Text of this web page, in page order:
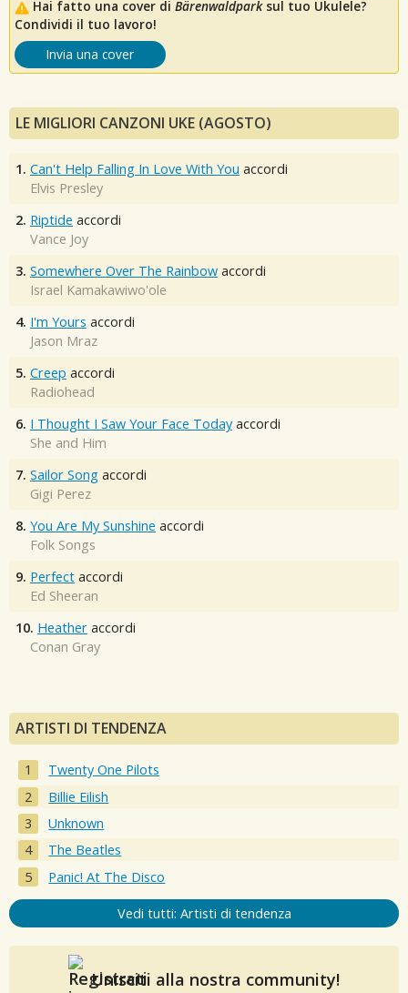
Hai fatto una cover di Bärenwaldparksul tuo Ukulele?
Condividi il tuo lavoro!
Invia una cover
LE MIGLIORI CANZONI UKE (AGOSTO)
1. Can't Help Falling In Love With You accordi
Elvis Presley
2. Riptide accordi
Vance Joy
3. Somewhere Over The Rainbow accordi
Israel Kamakawiwo'ole
4. I'm Yours accordi
Jason Mraz
5. Creep accordi
Radiohead
6. I Thought I Saw Your Face Today accordi
She and Him
7. Sailor Song accordi
Gigi Perez
8. You Are My Sunshine accordi
Folk Songs
9. Perfect accordi
Ed Sheeran
10. Heather accordi
Conan Gray
ARTISTI DI TENDENZA
Twenty One Pilots
Billie Eilish
Unknown
The Beatles
Panic! At The Disco
Vedi tutti: Artisti di tendenza
Unisciti alla nostra community!